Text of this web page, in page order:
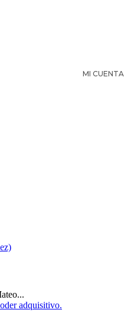
MI CUENTA